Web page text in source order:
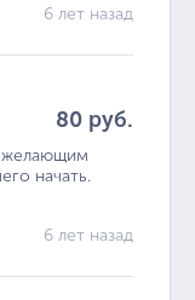
6 лет назад
80 руб.
желающим
начать.
6 лет назад